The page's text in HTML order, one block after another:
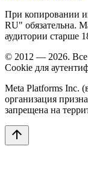
При копировании
RU" обязательна.
аудитории старше
© 2012 — 2026. Все
Cookie для
Meta Platforms Inc.
организация
запрещена на
arrow_upward